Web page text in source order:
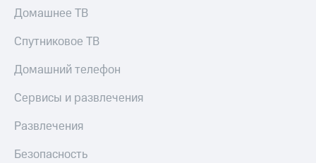
Домашнее ТВ
Спутниковое ТВ
Домашний телефон
Сервисы и развлечения
Развлечения
Безопасность